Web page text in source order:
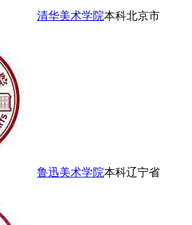
清华美术学院本科北京市
鲁迅美术学院本科辽宁省